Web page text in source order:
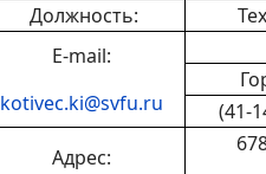
Должность:
E-mail:
kotivec.ki@svfu.ru
(41-
Адрес: